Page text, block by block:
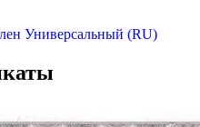
Универсальный (RU)